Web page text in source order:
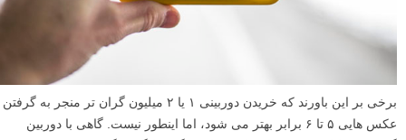
برخی بر این باورند که خریدن دوربینی ۱ یا ۲ میلیون گران تر منجر به گرفتن
عکس هایی ۵ تا ۶ برابر بهتر می شود، اما اینطور نیست. گاهی با دوربین